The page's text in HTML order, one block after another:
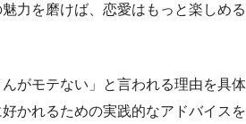
力を磨けば、恋愛はもっと楽しめる
がモテない」と言われる理由を具体
かれるための実践的なアドバイスを